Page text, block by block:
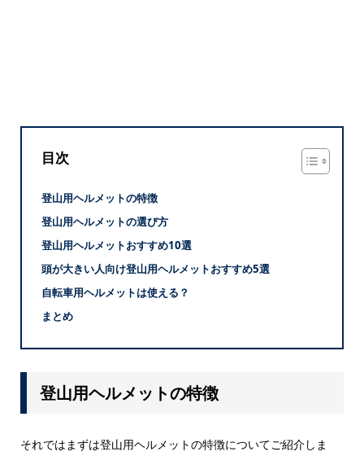
目次
登山用ヘルメットの特徴
登山用ヘルメットの選び方
登山用ヘルメットおすすめ10選
頭が大きい人向け登山用ヘルメットおすすめ5選
自転車用ヘルメットは使える？
まとめ
登山用ヘルメットの特徴
それではまずは登山用ヘルメットの特徴についてご紹介しま